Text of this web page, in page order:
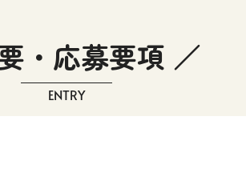
・応募要項 ／
ENTRY